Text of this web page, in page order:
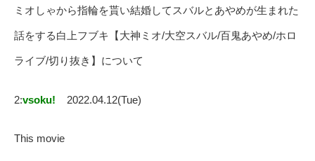
ミオしゃから指輪を貰い結婚してスバルとあやめが生まれた
話をする白上フブキ【大神ミオ/大空スバル/百鬼あやめ/ホロ
ライブ/切り抜き】について
2:vsoku! 2022.04.12(Tue)
This movie